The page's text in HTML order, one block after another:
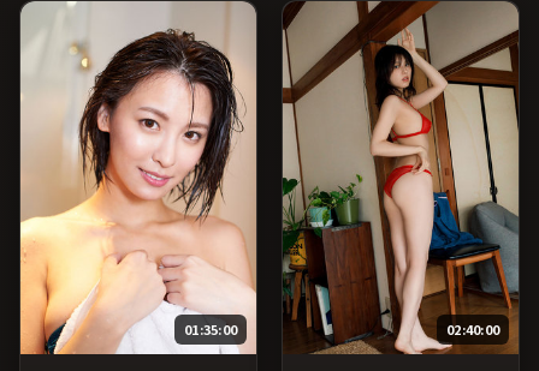
费条目索引，支持片名与演
员交叉检索。）
01:35:00 02:40:00